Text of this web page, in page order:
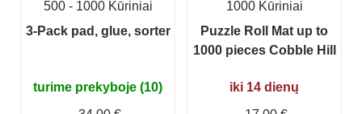
500 - 1000 Kūriniai
3-Pack pad, glue, sorter
turime prekyboje (10)
1000 Kūriniai
Puzzle Roll Mat up to
1000 pieces Cobble Hill
iki 14 dienų